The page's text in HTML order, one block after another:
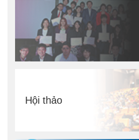
Hội thảo